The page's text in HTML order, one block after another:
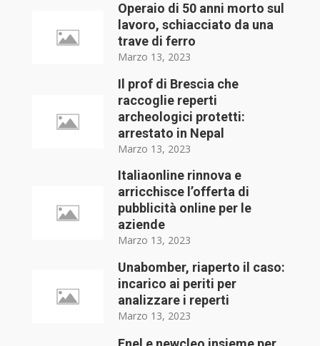
Operaio di 50 anni morto sul
lavoro, schiacciato da una
trave di ferro
Marzo 13, 2023
Il prof di Brescia che
raccoglie reperti
archeologici protetti:
arrestato in Nepal
Marzo 13, 2023
Italiaonline rinnova e
arricchisce l’offerta di
pubblicità online per le
aziende
Marzo 13, 2023
Unabomber, riaperto il caso:
incarico ai periti per
analizzare i reperti
Marzo 13, 2023